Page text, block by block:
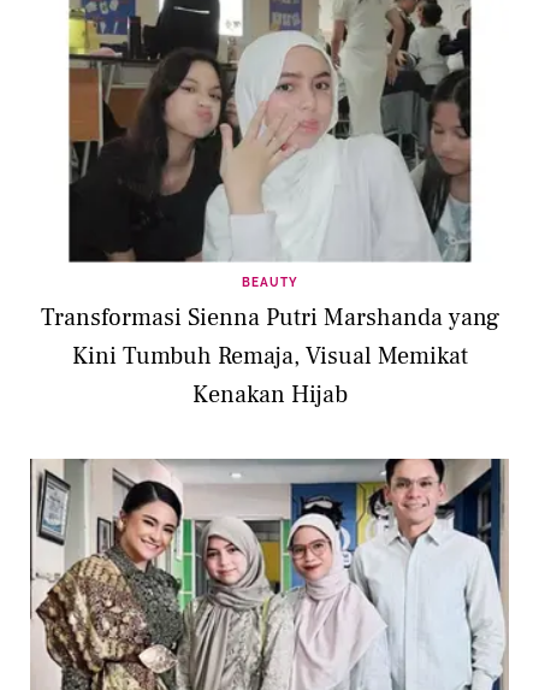
BEAUTY
Transformasi Sienna Putri Marshanda yang
Kini Tumbuh Remaja, Visual Memikat
Kenakan Hijab